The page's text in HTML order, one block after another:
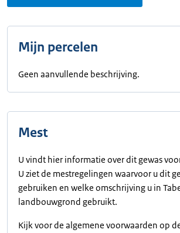
Mijn percelen
Geen aanvullende beschrijving.
Mest
U vindt hier informatie over dit gewas
U ziet de mestregelingen waarvoor u dit
gebruiken en welke omschrijving u in
landbouwgrond gebruikt.
Kijk voor de algemene voorwaarden op